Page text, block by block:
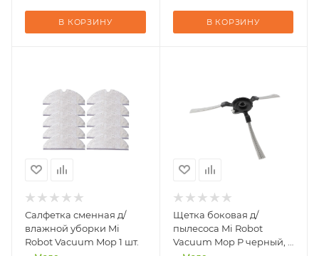
В КОРЗИНУ В КОРЗИНУ
Салфетка сменная д/
влажной уборки Mi
Robot Vacuum Mop 1 шт.
Щетка боковая д/
пылесоса Mi Robot
Vacuum Mop P черный, 2